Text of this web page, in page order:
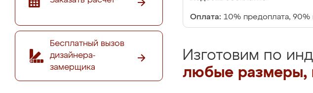
Бесплатный вызов
дизайнера-
замерщика
Оплата: 10% предоплата,
Изготовим по
любые размеры,